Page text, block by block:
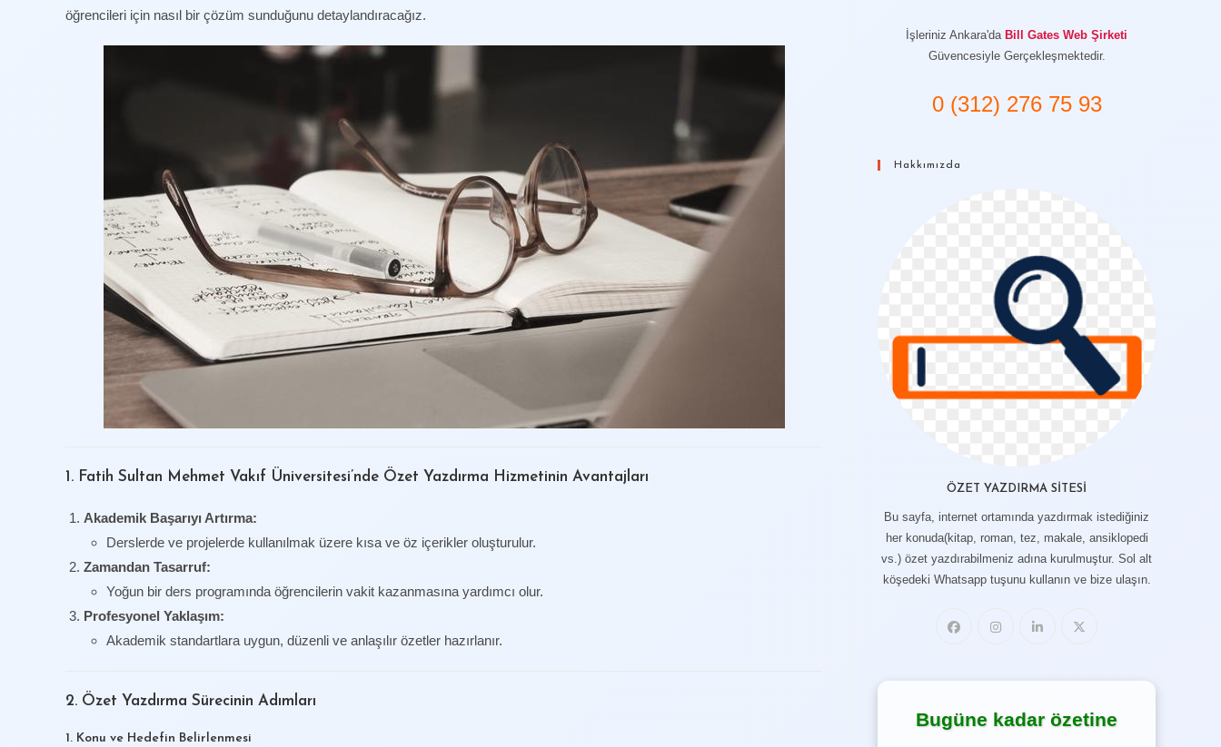
öğrencileri için nasıl bir çözüm sunduğunu detaylandıracağız.
1. Fatih Sultan Mehmet Vakıf Üniversitesi’nde Özet Yazdırma Hizmetinin Avantajları
Akademik Başarıyı Artırma:
Derslerde ve projelerde kullanılmak üzere kısa ve öz içerikler oluşturulur.
Zamandan Tasarruf:
Yoğun bir ders programında öğrencilerin vakit kazanmasına yardımcı olur.
Profesyonel Yaklaşım:
Akademik standartlara uygun, düzenli ve anlaşılır özetler hazırlanır.
2. Özet Yazdırma Sürecinin Adımları
1. Konu ve Hedefin Belirlenmesi
İşleriniz Ankara'da Bill Gates Web Şirketi
Güvencesiyle Gerçekleşmektedir.
0 (312) 276 75 93
Hakkımızda
ÖZET YAZDIRMA SITESI
Bu sayfa, internet ortamında yazdırmak istediğiniz
her konuda(kitap, roman, tez, makale, ansiklopedi
vs.) özet yazdırabilmeniz adına kurulmuştur. Sol alt
köşedeki Whatsapp tuşunu kullanın ve bize ulaşın.
Bugüne kadar özetine